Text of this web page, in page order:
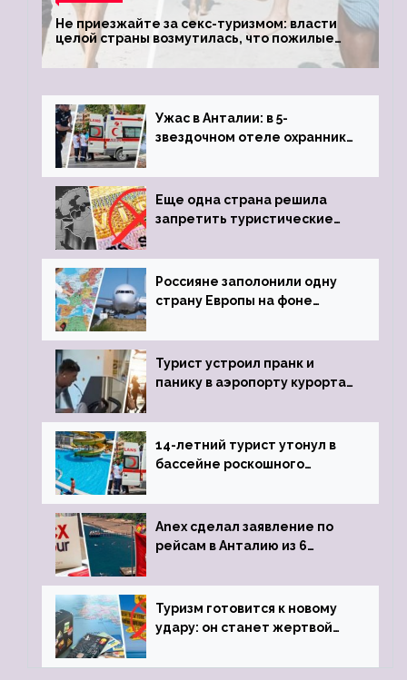
Не приезжайте за секс-туризмом: власти
целой страны возмутилась, что пожилые
туристки массово едут к ним, чтобы
обзавестись молодыми любовниками
Ужас в Анталии: в 5-
звездочном отеле охранник
пистолета
Еще одна страна решила
запретить туристические
Россияне заполонили одну
страну Европы на фоне
виз
Турист устроил пранк и
панику в аэропорту курорта,
задержке рейса
14-летний турист утонул в
бассейне роскошного
Anex сделал заявление по
рейсам в Анталию из 6
Туризм готовится к новому
удару: он станет жертвой